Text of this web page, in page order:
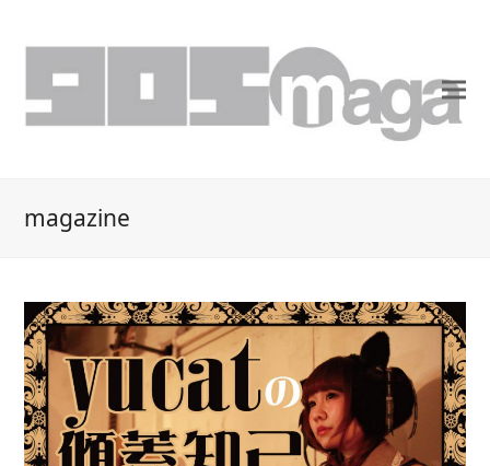
magazine